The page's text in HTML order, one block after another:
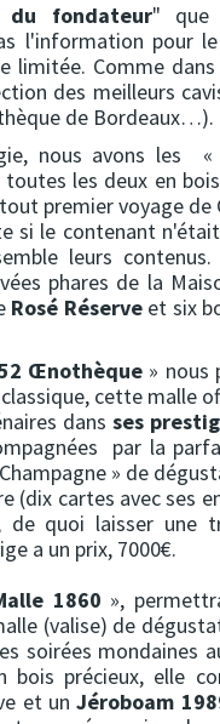
du fondateur" que
l'information pour
limitée. Comme
des meilleurs
de Bordeaux…).
nous avons les «
les deux en
premier voyage
si le contenant
leurs
phares de la
Rosé Réserveet six
Œnothèque » nous
cette malle
dansses
par la
» de
(dix cartes avec ses
de quoi laisser
a un prix, 7000€.
1860 »,
(valise) de
soirées mondaines
bois précieux, elle
et unJéroboam